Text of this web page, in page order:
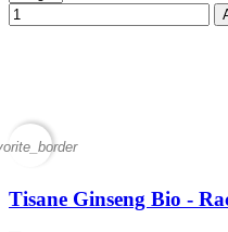
Tisane Ginseng Bio -